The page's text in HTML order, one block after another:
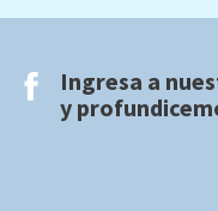
Ingresa a
y